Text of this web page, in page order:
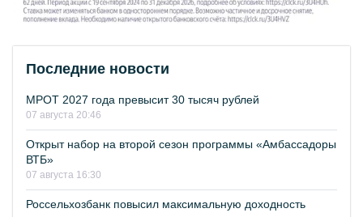
Последние новости
МРОТ 2027 года превысит 30 тысяч рублей
07 августа 20:46
Открыт набор на второй сезон программы «Амбассадоры
ВТБ»
07 августа 16:30
Россельхозбанк повысил максимальную доходность